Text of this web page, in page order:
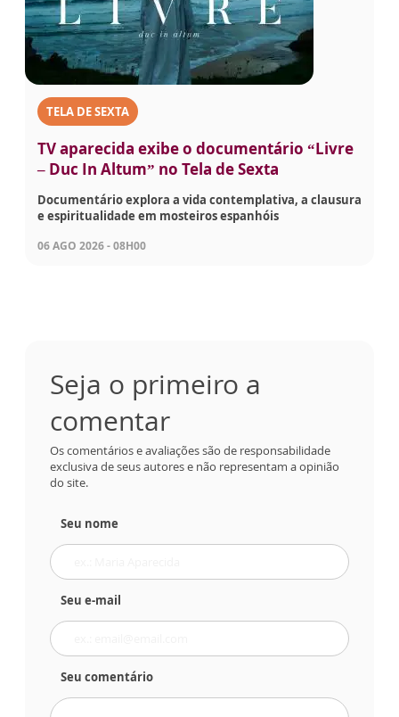
TELA DE SEXTA
TV aparecida exibe o documentário “Livre
– Duc In Altum” no Tela de Sexta
Documentário explora a vida contemplativa, a clausura
e espiritualidade em mosteiros espanhóis
06 AGO 2026 - 08H00
Seja o primeiro a
comentar
Os comentários e avaliações são de responsabilidade
exclusiva de seus autores e não representam a opinião
do site.
Seu nome
Seu e-mail
Seu comentário